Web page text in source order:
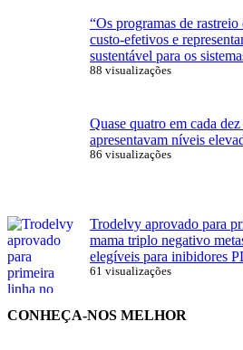
“Os programas de
custo-efetivos e
sustentável para os
88 visualizações
Quase quatro em cada
apresentavam níveis
86 visualizações
Trodelvy aprovado para
mama triplo negativo
elegíveis para inibidores
61 visualizações
CONHEÇA-NOS MELHOR